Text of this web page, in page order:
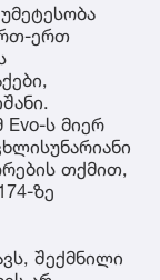
ერთ
Evo-ს მიერ
თქმით,
ზე
შექმნილი